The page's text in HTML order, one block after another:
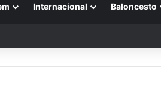
Internacional Baloncesto